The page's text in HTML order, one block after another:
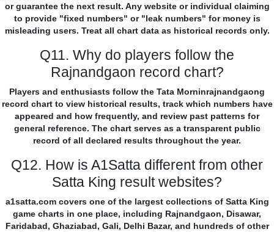
or guarantee the next result. Any website or individual claiming
to provide "fixed numbers" or "leak numbers" for money is
misleading users. Treat all chart data as historical records only.
Q11. Why do players follow the
Rajnandgaon record chart?
Players and enthusiasts follow the Tata Morninrajnandgaong
record chart to view historical results, track which numbers have
appeared and how frequently, and review past patterns for
general reference. The chart serves as a transparent public
record of all declared results throughout the year.
Q12. How is A1Satta different from other
Satta King result websites?
a1satta.com covers one of the largest collections of Satta King
game charts in one place, including Rajnandgaon, Disawar,
Faridabad, Ghaziabad, Gali, Delhi Bazar, and hundreds of other